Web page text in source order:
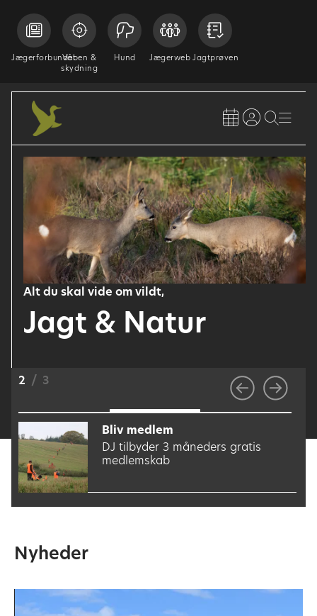
JægerforbundetVåben &
skydning
Hund Jægerweb Jagtprøven
Alt du skal vide om vildt,
Jagt & Natur
2 / 3
Bliv medlem
DJ tilbyder 3 måneders gratis
medlemskab
Nyheder